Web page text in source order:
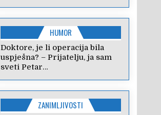
HUMOR
Doktore, je li operacija bila
uspješna? – Prijatelju, ja sam
sveti Petar…
ZANIMLJIVOSTI